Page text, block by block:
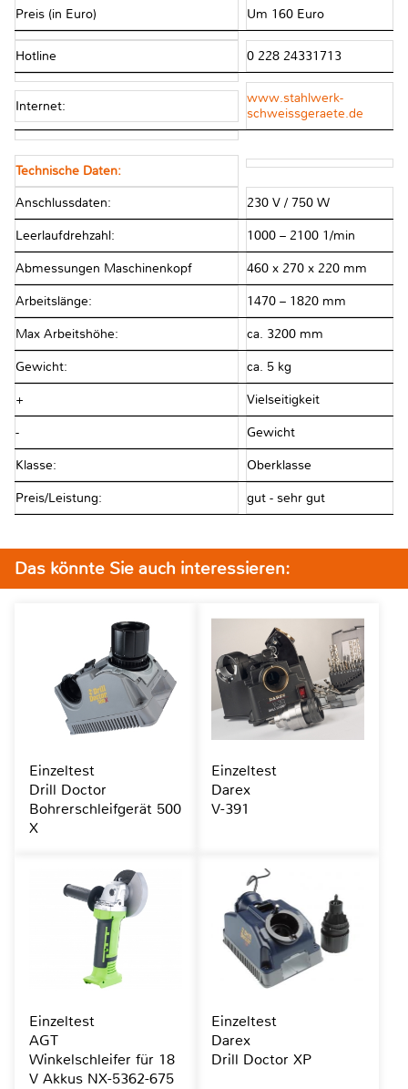
Preis (in Euro) Um 160 Euro
Hotline 0 228 24331713
Internet:
www.stahlwerk-
schweissgeraete.de
Technische Daten:
Anschlussdaten: 230 V / 750 W
Leerlaufdrehzahl: 1000 – 2100 1/min
Abmessungen Maschinenkopf 460 x 270 x 220 mm
Arbeitslänge: 1470 – 1820 mm
Max Arbeitshöhe: ca. 3200 mm
Gewicht: ca. 5 kg
+ Vielseitigkeit
- Gewicht
Klasse: Oberklasse
Preis/Leistung: gut - sehr gut
Das könnte Sie auch interessieren:
Einzeltest
Drill Doctor
Bohrerschleifgerät 500
X
Einzeltest
Darex
V-391
Einzeltest
AGT
Winkelschleifer für 18
V Akkus NX-5362-675
Einzeltest
Darex
Drill Doctor XP